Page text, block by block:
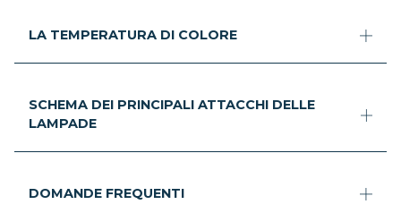
LA TEMPERATURA DI COLORE
SCHEMA DEI PRINCIPALI ATTACCHI DELLE
LAMPADE
DOMANDE FREQUENTI